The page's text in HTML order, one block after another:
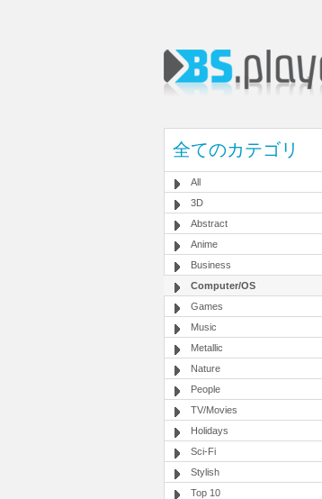
全てのカテゴリ
All
3D
Abstract
Anime
Business
Computer/OS
Games
Music
Metallic
Nature
People
TV/Movies
Holidays
Sci-Fi
Stylish
Top 10